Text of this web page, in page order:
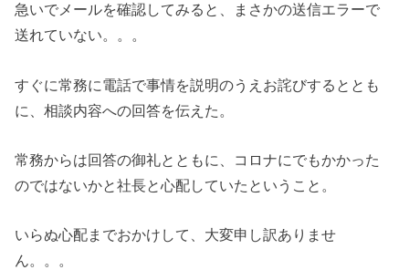
急いでメールを確認してみると、まさかの送信エラーで
送れていない。。。
すぐに常務に電話で事情を説明のうえお詫びするととも
に、相談内容への回答を伝えた。
常務からは回答の御礼とともに、コロナにでもかかった
のではないかと社長と心配していたということ。
いらぬ心配までおかけして、大変申し訳ありませ
ん。。。